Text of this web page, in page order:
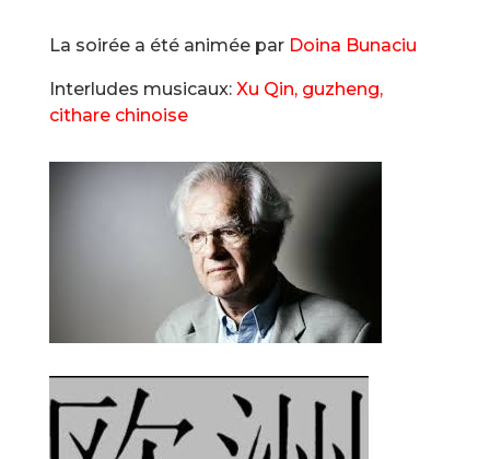
La soirée a été animée par Doina Bunaciu
Interludes musicaux:Xu Qin, guzheng,
cithare chinoise